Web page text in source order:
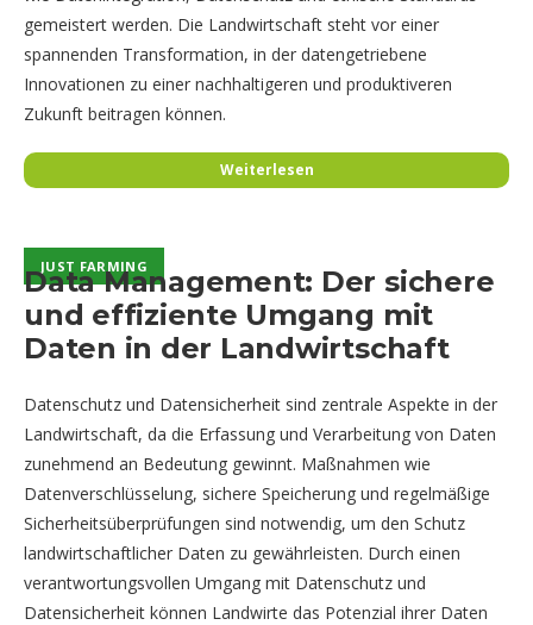
gemeistert werden. Die Landwirtschaft steht vor einer
spannenden Transformation, in der datengetriebene
Innovationen zu einer nachhaltigeren und produktiveren
Zukunft beitragen können.
Weiterlesen
JUST FARMING
JUST FARMING
Data Management: Der sichere
und effiziente Umgang mit
Daten in der Landwirtschaft
Datenschutz und Datensicherheit sind zentrale Aspekte in der
Landwirtschaft, da die Erfassung und Verarbeitung von Daten
zunehmend an Bedeutung gewinnt. Maßnahmen wie
Datenverschlüsselung, sichere Speicherung und regelmäßige
Sicherheitsüberprüfungen sind notwendig, um den Schutz
landwirtschaftlicher Daten zu gewährleisten. Durch einen
verantwortungsvollen Umgang mit Datenschutz und
Datensicherheit können Landwirte das Potenzial ihrer Daten